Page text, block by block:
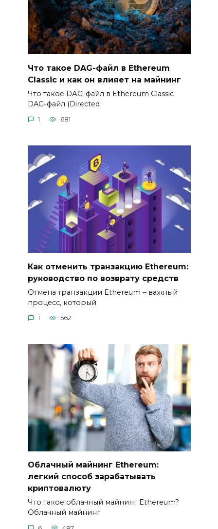
Что такое DAG-файл в Ethereum
Classic и как он влияет на майнинг
Что такое DАG-файл в Ethereum Classic
DAG-файл (Directed
1 681
Как отменить транзакцию Ethereum:
руководство по возврату средств
Отмена транзакции Ethereum ⎼ важный
процеcc, который
1 562
Облачный майнинг Ethereum:
легкий способ зарабатывать
криптовалюту
Что такое облачный майнинг Ethereum?​
Облачный майнинг